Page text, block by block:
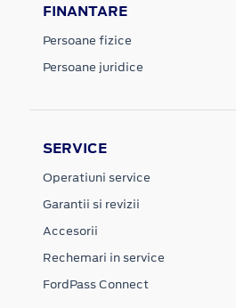
FINANTARE
Persoane fizice
Persoane juridice
SERVICE
Operatiuni service
Garantii si revizii
Accesorii
Rechemari in service
FordPass Connect